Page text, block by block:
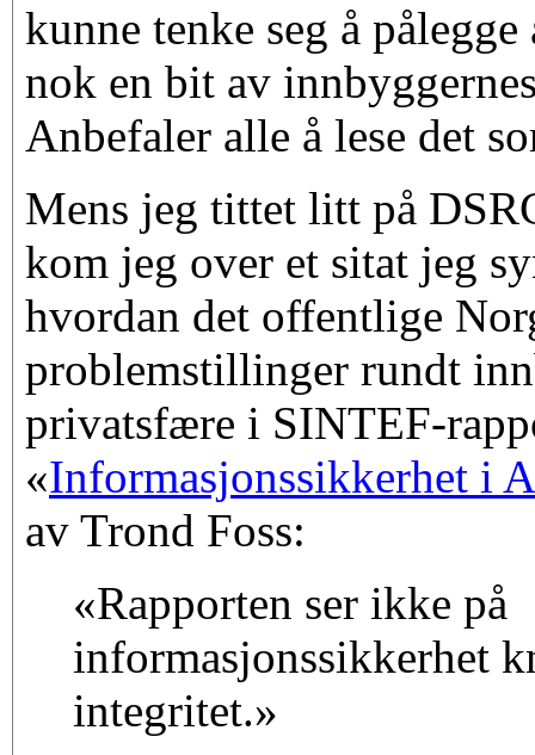
kunne tenke seg å
nok en bit av
Anbefaler alle å lese det
Mens jeg tittet litt på
kom jeg over et sitat jeg
hvordan det offentlige
problemstillinger rundt
privatsfære i SINTEF-
«Informasjonssikkerhet i
av Trond Foss:
«Rapporten ser ikke på
informasjonssikkerhet
integritet.»